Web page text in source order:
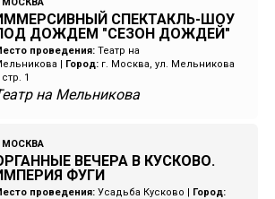
МОСКВА
СПЕКТАКЛЬ-ШОУ
ДОЖДЕМ "СЕЗОН ДОЖДЕЙ"
проведения: Театр на
Город: г. Москва, ул. Мельникова
стр. 1
на Мельникова
МОСКВА
ВЕЧЕРА В КУСКОВО.
ФУГИ
проведения: Усадьба Кусково Город: